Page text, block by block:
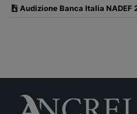
Audizione Banca Italia